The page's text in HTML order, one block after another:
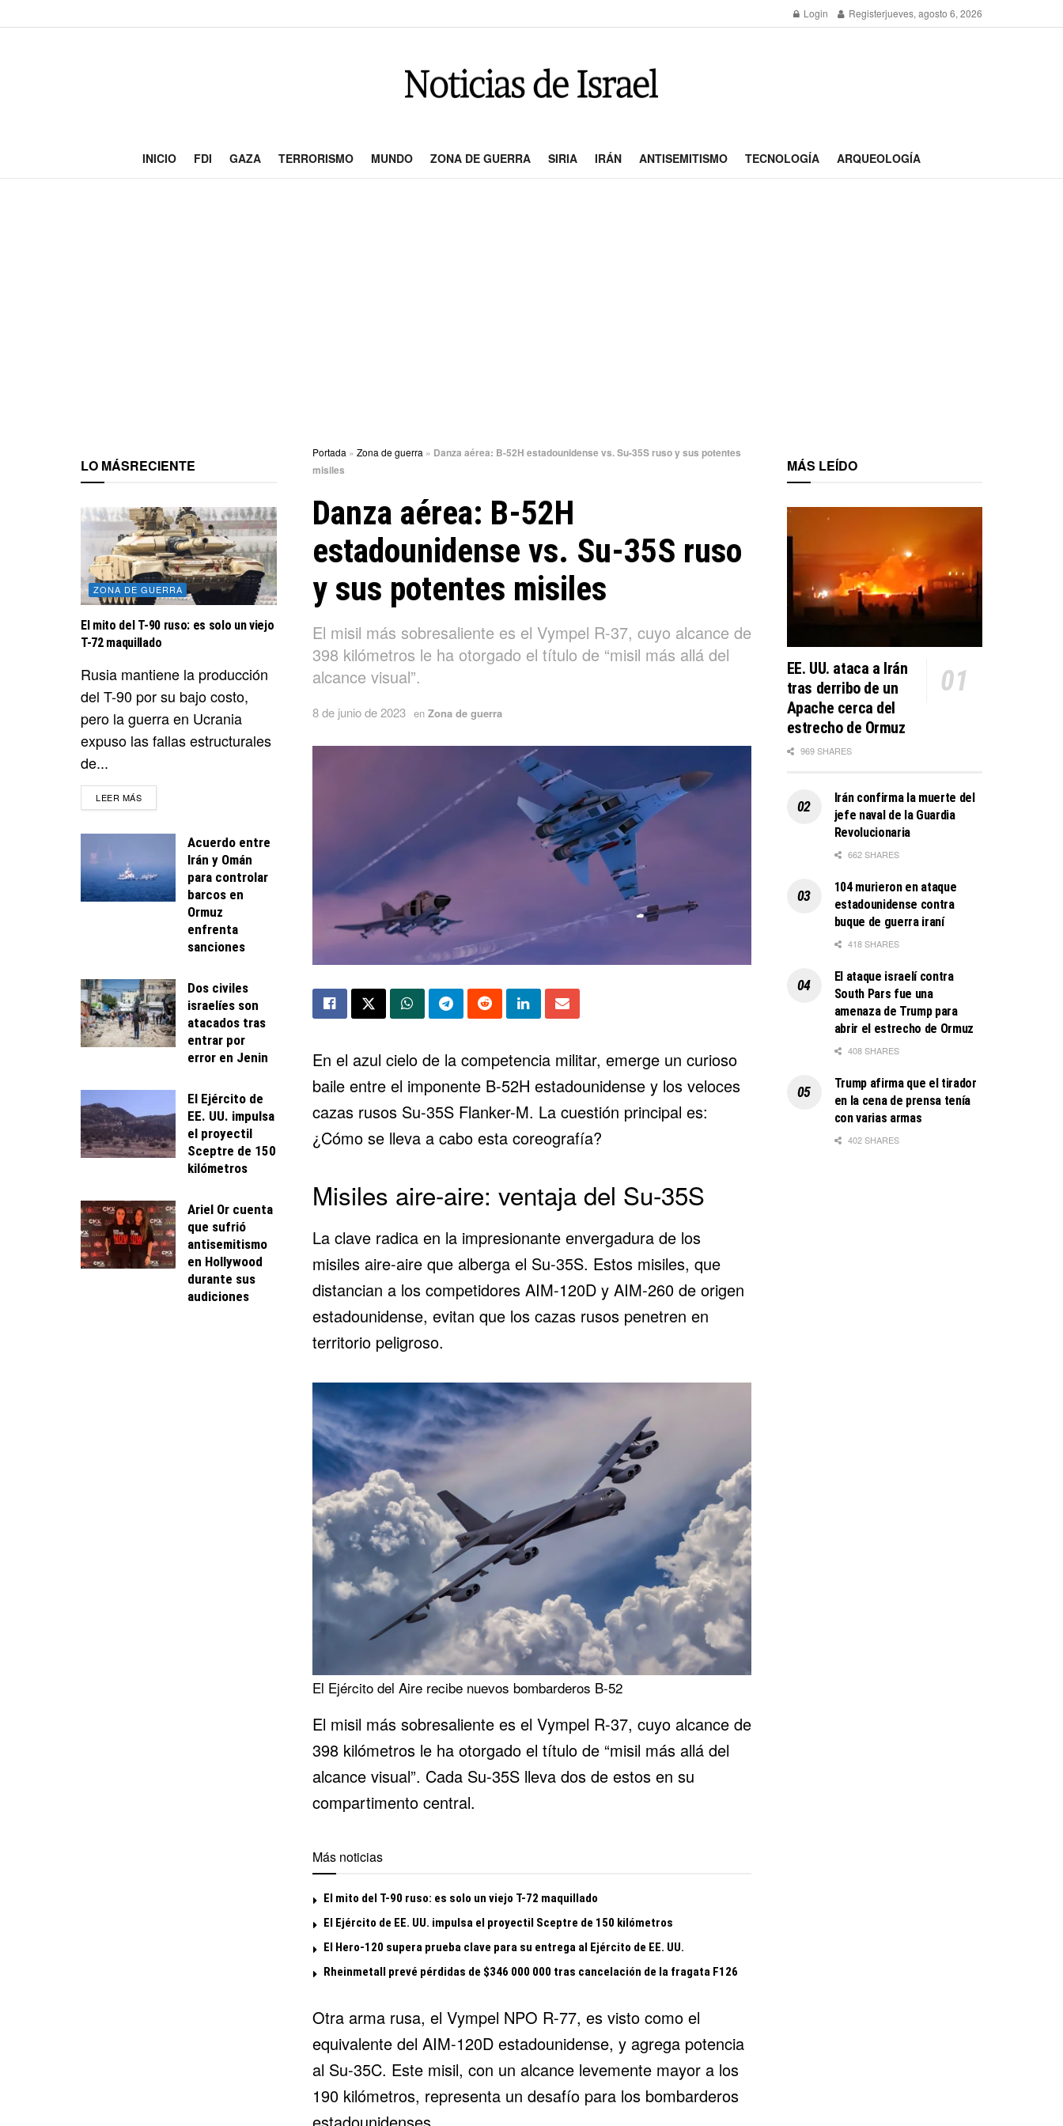
Login Registerjueves, agosto 6, 2026
INICIO FDI GAZA TERRORISMO MUNDO ZONA DE GUERRA SIRIA IRÁN ANTISEMITISMO TECNOLOGÍA ARQUEOLOGÍA
Portada » Zona de guerra » Danza aérea: B-52H estadounidense vs. Su-35S ruso y sus potentes
misiles
Danza aérea: B-52H
estadounidense vs. Su-35S ruso
y sus potentes misiles
El misil más sobresaliente es el Vympel R-37, cuyo alcance de
398 kilómetros le ha otorgado el título de “misil más allá del
alcance visual”.
8 de junio de 2023 en Zona de guerra
En el azul cielo de la competencia militar, emerge un curioso
baile entre el imponente B-52H estadounidense y los veloces
cazas rusos Su-35S Flanker-M. La cuestión principal es:
¿Cómo se lleva a cabo esta coreografía?
Misiles aire-aire: ventaja del Su-35S
La clave radica en la impresionante envergadura de los
misiles aire-aire que alberga el Su-35S. Estos misiles, que
distancian a los competidores AIM-120Dy AIM-260 de origen
estadounidense, evitan que los cazas rusos penetren en
territorio peligroso.
El Ejército del Aire recibe nuevos bombarderos B-52
El misil más sobresaliente es el Vympel R-37, cuyo alcance de
398 kilómetros le ha otorgado el título de “misil más allá del
alcance visual”. Cada Su-35S lleva dos de estos en su
compartimento central.
Más noticias
El mito del T-90 ruso: es solo un viejo T-72 maquillado
El Ejército de EE. UU. impulsa el proyectil Sceptre de 150 kilómetros
El Hero-120 supera prueba clave para su entrega al Ejército de EE. UU.
Rheinmetall prevé pérdidas de $346 000 000 tras cancelación de la fragata F126
Otra arma rusa, el Vympel NPO R-77, es visto como el
equivalente del AIM-120D estadounidense, y agrega potencia
al Su-35C. Este misil, con un alcance levemente mayor a los
190 kilómetros, representa un desafío para los bombarderos
LO MÁSRECIENTE
ZONA DE GUERRA
El mito del T-90 ruso: es solo un viejo
T-72 maquillado
Rusia mantiene la producción
del T-90 por su bajo costo,
pero la guerra en Ucrania
expuso las fallas estructurales
de...
LEER MÁSDETAILS
Acuerdo entre
Irán y Omán
para controlar
barcos en
Ormuz
enfrenta
sanciones
Dos civiles
israelíes son
atacados tras
entrar por
error en Jenin
El Ejército de
EE. UU. impulsa
el proyectil
Sceptre de 150
kilómetros
Ariel Or cuenta
que sufrió
antisemitismo
en Hollywood
durante sus
audiciones
MÁS LEÍDO
EE. UU. ataca a Irán
tras derribo de un
Apache cerca del
estrecho de Ormuz
969 SHARES
Irán confirma la muerte del
jefe naval de la Guardia
Revolucionaria
662 SHARES
104 murieron en ataque
estadounidense contra
buque de guerra iraní
418 SHARES
El ataque israelí contra
South Pars fue una
amenaza de Trump para
abrir el estrecho de Ormuz
408 SHARES
Trump afirma que el tirador
en la cena de prensa tenía
con varias armas
402 SHARES